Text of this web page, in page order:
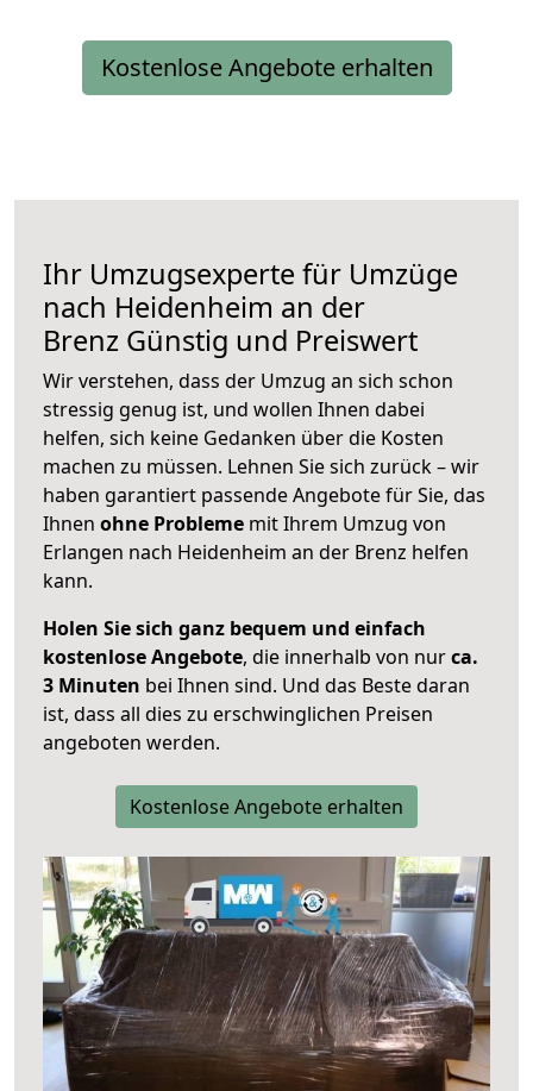
Kostenlose Angebote erhalten
Ihr Umzugsexperte für Umzüge
nach Heidenheim an der
Brenz Günstig und Preiswert
Wir verstehen, dass der Umzug an sich schon
stressig genug ist, und wollen Ihnen dabei
helfen, sich keine Gedanken über die Kosten
machen zu müssen. Lehnen Sie sich zurück – wir
haben garantiert passende Angebote für Sie, das
Ihnen ohne Probleme mit Ihrem Umzug von
Erlangen nach Heidenheim an der Brenz helfen
kann.
Holen Sie sich ganz bequem und einfach
kostenlose Angebote, die innerhalb von nurca.
3 Minuten bei Ihnen sind. Und das Beste daran
ist, dass all dies zu erschwinglichen Preisen
angeboten werden.
Kostenlose Angebote erhalten